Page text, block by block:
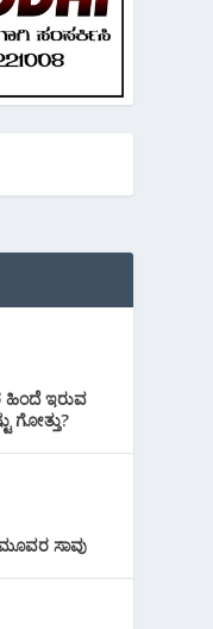
ಹಿಂದೆ ಇರುವ
ಗೋತ್ತು?
ಮೂವರ ಸಾವು